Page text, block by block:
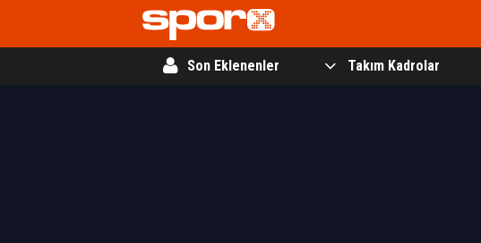
Son Eklenenler Takım Kadrolar